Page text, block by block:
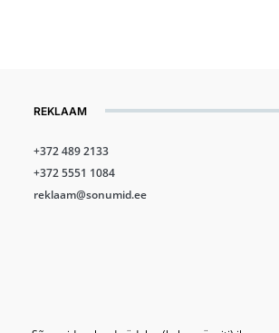
REKLAAM
+372 489 2133
+372 5551 1084
reklaam@sonumid.ee